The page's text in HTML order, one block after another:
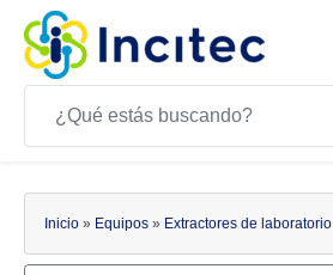
Buscar
Buscar
Inicio » Equipos » Extractores de laboratorio